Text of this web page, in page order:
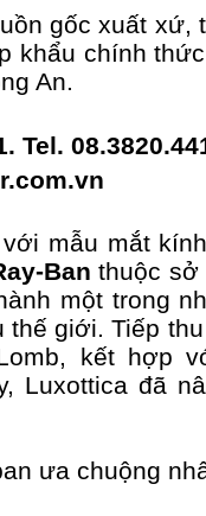
gốc xuất xứ,
khẩu chính
An.
Tel.
mẫu mắt
Banthuộc sở
một trong
giới. Tiếp
kết hợp
Luxottica đã
ưa chuộng